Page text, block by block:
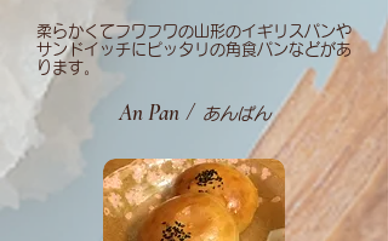
柔らかくてフワフワの山形のイギリスパンや
サンドイッチにピッタリの角食パンなどがあ
ります。
An Pan/ あんぱん